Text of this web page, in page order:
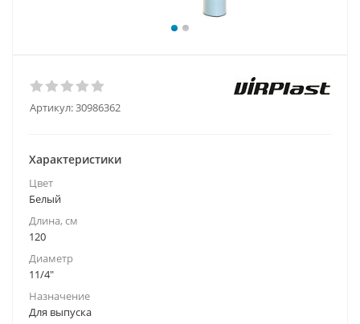
Артикул:30986362
Характеристики
Цвет
Белый
Длина, см
120
Диаметр
11/4"
Назначение
Для выпуска